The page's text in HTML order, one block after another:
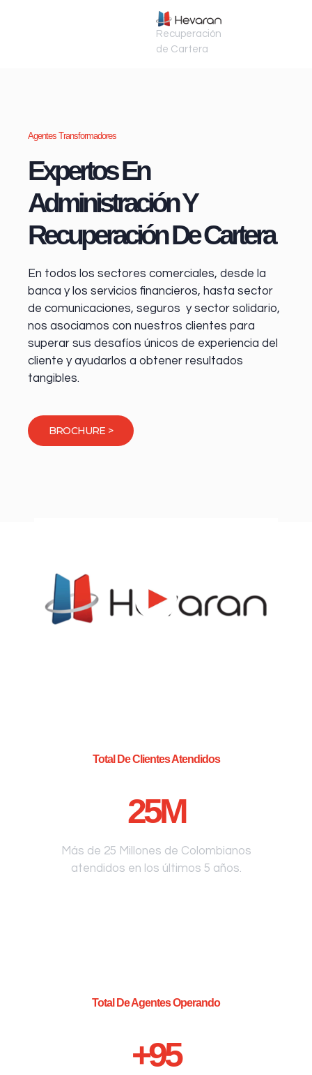
Recuperación
de Cartera
Agentes Transformadores
Expertos En
Administración Y
Recuperación De Cartera
En todos los sectores comerciales, desde la
banca y los servicios financieros, hasta sector
de comunicaciones, seguros y sector solidario,
nos asociamos con nuestros clientes para
superar sus desafíos únicos de experiencia del
cliente y ayudarlos a obtener resultados
tangibles.
BROCHURE >
Total De Clientes Atendidos
25M
Más de 25 Millones de Colombianos
atendidos en los últimos 5 años.
Total De Agentes Operando
+95